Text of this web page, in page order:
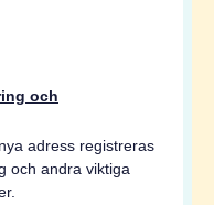
och
adress registreras
och andra viktiga